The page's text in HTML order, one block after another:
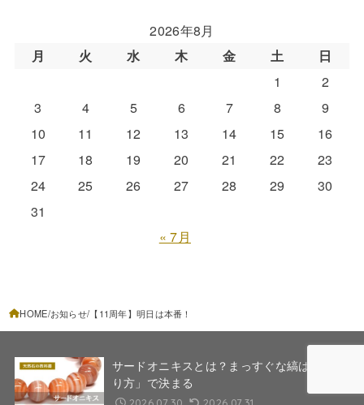
2026年8月
月
火 水 木 金 土
日
1
2
3
4 5 6 7 8
9
10
11 12 13 14 15
16
17
18 19 20 21 22
23
24
25 26 27 28 29
30
31
« 7月
HOME お知らせ 【11周年】明日は本番！
サードオニキスとは？まっすぐな縞は「切
り方」で決まる